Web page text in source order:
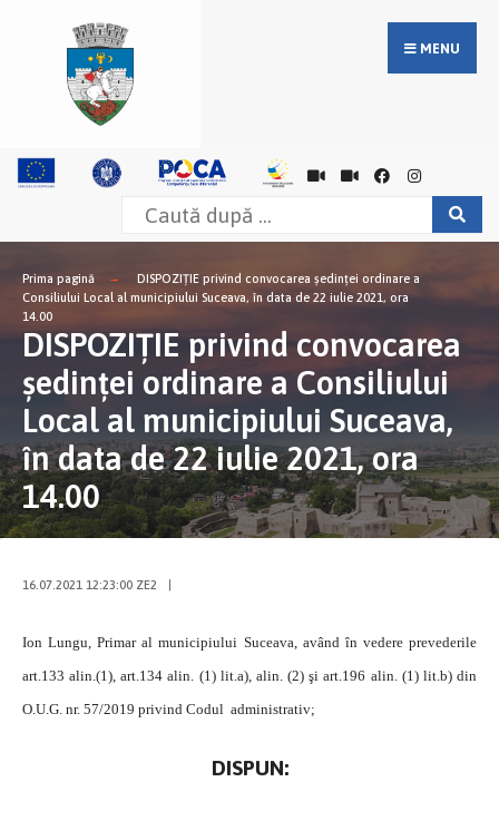
MENU
Prima pagină
DISPOZIŢIE privind convocarea şedinţei ordinare a
Consiliului Local al municipiului Suceava, în data de 22 iulie 2021, ora
14.00
DISPOZIŢIE privind convocarea
şedinţei ordinare a Consiliului
Local al municipiului Suceava,
în data de 22 iulie 2021, ora
14.00
16.07.2021 12:23:00 ZE2
Ion Lungu, Primar al municipiului Suceava, având în vedere prevederile
art.133 alin.(1), art.134 alin. (1) lit.a), alin. (2) şi art.196 alin. (1) lit.b) din
O.U.G. nr. 57/2019 privind Codul administrativ;
DISPUN: